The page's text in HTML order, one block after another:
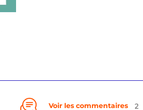
Voir les commentaires 2